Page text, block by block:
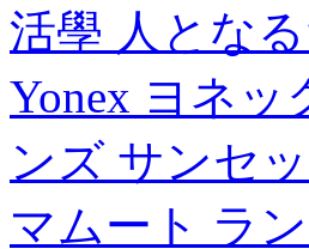
活學 人とな
Yonex ヨネ
ンズ サンセ
マムート ラ